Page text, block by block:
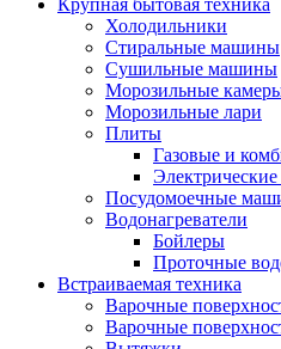
Тепловые
Медицинская
Аудио-видео
Холодильники
Стиральные машины
Сушильные машины
Морозильные
Морозильные лари
Плиты
Газовые и
Посудомоечные
Водонагреватели
Бойлеры
Проточные
Встраиваемая техника
Варочные
Варочные